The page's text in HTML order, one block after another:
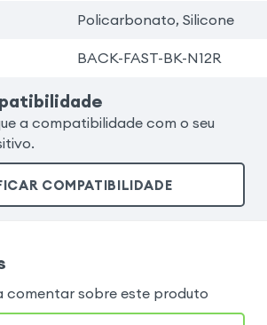
Policarbonato, Silicone
BACK-FAST-BK-N12R
a compatibilidade com o seu
COMPATIBILIDADE
comentar sobre este produto